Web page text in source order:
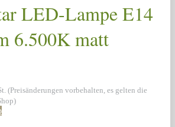
LED-Lampe E14
6.500K matt
(Preisänderungen vorbehalten, es gelten die